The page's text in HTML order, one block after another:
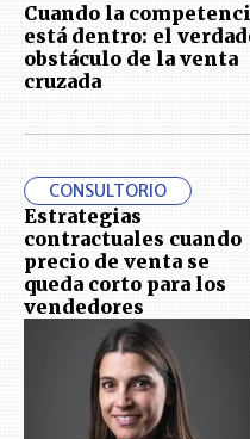
Cuando la
está dentro: el
obstáculo de la venta
cruzada
CONSULTORIO
Estrategias
contractuales cuando
precio de venta se
queda corto para los
vendedores